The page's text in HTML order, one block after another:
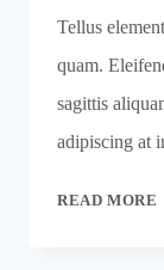
Tellus
quam.
sagittis
adipiscing at
READ MORE